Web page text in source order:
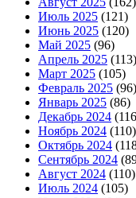
Июль 2025 (121)
Июнь 2025 (120)
Май 2025 (96)
Апрель 2025 (113)
Март 2025 (105)
Февраль 2025 (96)
Январь 2025 (86)
Декабрь 2024
Ноябрь 2024 (110)
Октябрь 2024
Сентябрь 2024
Август 2024 (110)
Июль 2024 (105)